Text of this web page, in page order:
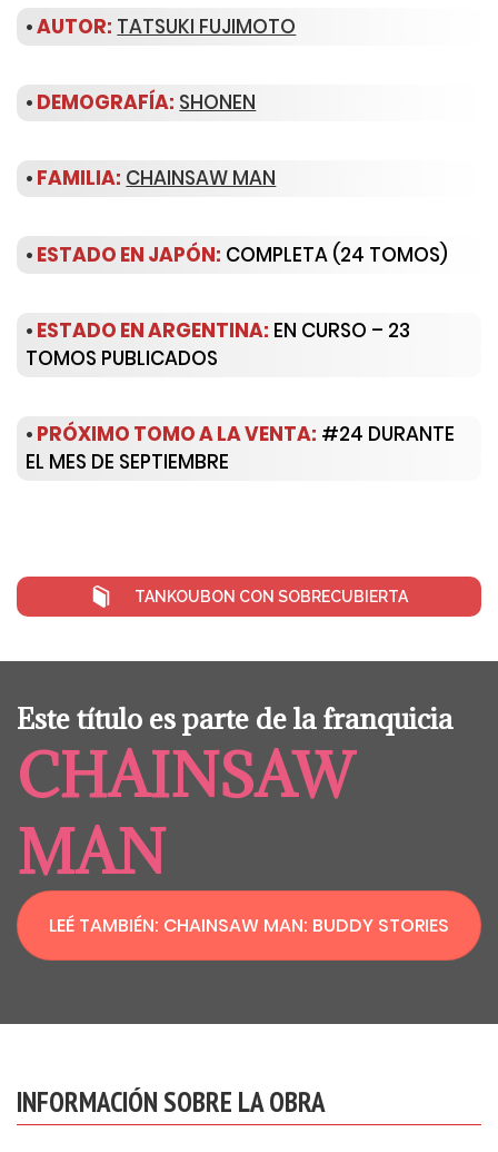
•AUTOR: TATSUKI FUJIMOTO
• DEMOGRAFÍA: SHONEN
• FAMILIA: CHAINSAW MAN
• ESTADO EN JAPÓN: COMPLETA (24 TOMOS)
• ESTADO EN ARGENTINA: EN CURSO – 23
TOMOS PUBLICADOS
• PRÓXIMO TOMO A LA VENTA: #24 DURANTE
EL MES DE SEPTIEMBRE
TANKOUBON CON SOBRECUBIERTA
Este título es parte de la franquicia
CHAINSAW
MAN
LEÉ TAMBIÉN: CHAINSAW MAN: BUDDY STORIES
INFORMACIÓN SOBRE LA OBRA